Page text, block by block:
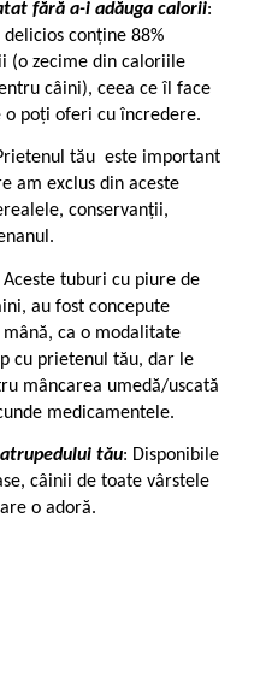
fără a-i adăuga calorii:
conține 88%
(o zecime din caloriile
câini), ceea ce îl face
o poți oferi cu încredere.
tău este important
am exclus din aceste
conservanții,
Aceste tuburi cu piure de
au fost concepute
ca o modalitate
cu prietenul tău, dar le
mâncarea umedă/uscată
medicamentele.
tău: Disponibile
câinii de toate vârstele
o adoră.